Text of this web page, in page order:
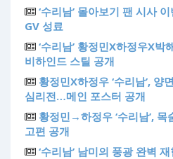
‘수리남’ 몰아보기 팬 시사
GV 성료
‘수리남’ 황정민X하정우X
비하인드 스틸 공개
황정민X하정우 ‘수리남’, 양
심리전…메인 포스터 공개
황정민→하정우 ‘수리남’,
고편 공개
‘수리남’ 남미의 풍광 완벽